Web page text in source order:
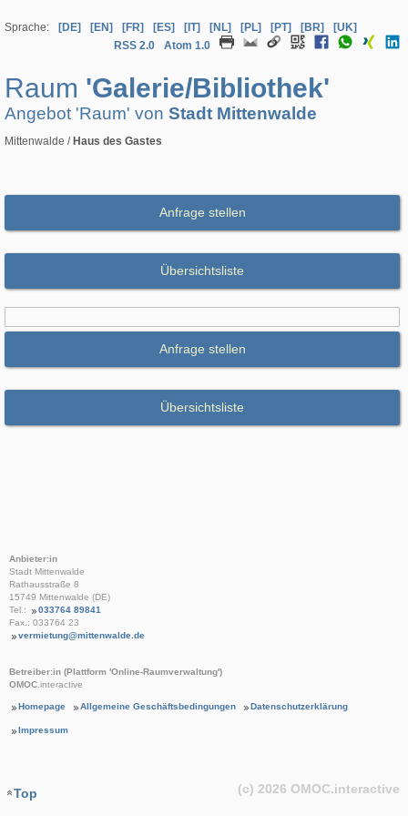
Sprache: [DE] [EN] [FR] [ES] [IT] [NL] [PL] [PT] [BR]
[UK]
RSS 2.0
Atom 1.0
Raum 'Galerie/Bibliothek'
Angebot 'Raum' von Stadt Mittenwalde
Mittenwalde / Haus des Gastes
Anfrage stellen
Übersichtsliste
Anfrage stellen
Übersichtsliste
Anbieter:in
Stadt Mittenwalde
Rathausstraße 8
15749 Mittenwalde (DE)
Tel.:
033764 89841
Fax.: 033764 23
vermietung@mittenwalde.de
Betreiber:in (Plattform 'Online-Raumverwaltung')
OMOC.interactive
Homepage Allgemeine Geschäftsbedingungen Datenschutzerklärung
Impressum
Top (c) 2026 OMOC.interactive